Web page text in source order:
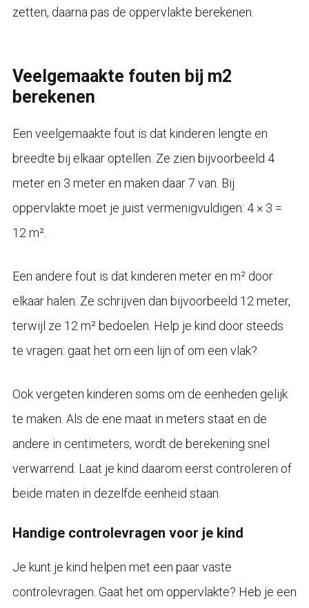
zetten, daarna pas de oppervlakte berekenen.
Veelgemaakte fouten bij m2
berekenen
Een veelgemaakte fout is dat kinderen lengte en
breedte bij elkaar optellen. Ze zien bijvoorbeeld 4
meter en 3 meter en maken daar 7 van. Bij
oppervlakte moet je juist vermenigvuldigen: 4 × 3 =
12 m².
Een andere fout is dat kinderen meter en m² door
elkaar halen. Ze schrijven dan bijvoorbeeld 12 meter,
terwijl ze 12 m² bedoelen. Help je kind door steeds
te vragen: gaat het om een lijn of om een vlak?
Ook vergeten kinderen soms om de eenheden gelijk
te maken. Als de ene maat in meters staat en de
andere in centimeters, wordt de berekening snel
verwarrend. Laat je kind daarom eerst controleren of
beide maten in dezelfde eenheid staan.
Handige controlevragen voor je kind
Je kunt je kind helpen met een paar vaste
controlevragen. Gaat het om oppervlakte? Heb je een